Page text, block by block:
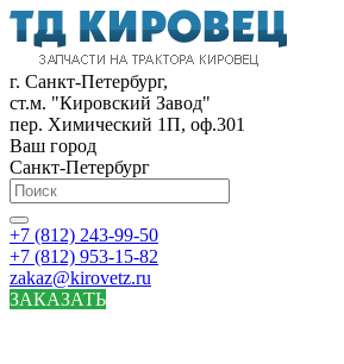
г. Санкт-Петербург,
ст.м. "Кировский Завод"
пер. Химический 1П, оф.301
Ваш город
Санкт-Петербург
+7 (812) 243-99-50
+7 (812) 953-15-82
zakaz@kirovetz.ru
ЗАКАЗАТЬ